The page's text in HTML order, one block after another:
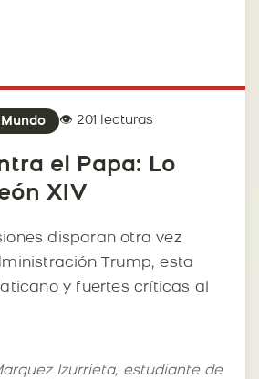
Mundo 👁️ 201 lecturas
el Papa: Lo
XIV
disparan otra vez
Trump, esta
y fuertes críticas al
Izurrieta, estudiante de